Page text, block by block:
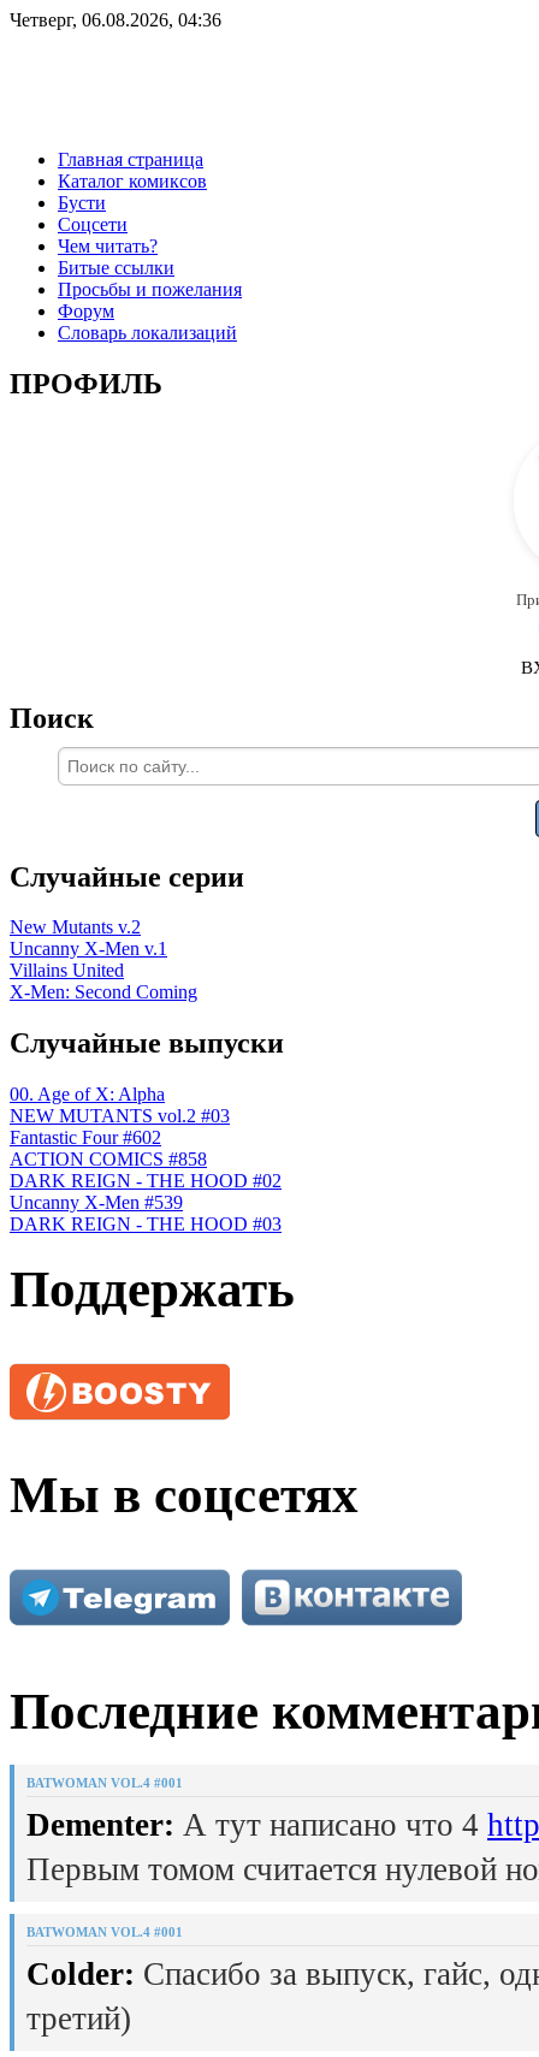
Четверг, 06.08.2026, 04:36
Главная страница
Каталог комиксов
Бусти
Соцсети
Чем читать?
Битые ссылки
Просьбы и пожелания
Форум
Словарь локализаций
ПРОФИЛЬ
Поиск
Случайные серии
New Mutants v.2
Uncanny X-Men v.1
Villains United
X-Men: Second Coming
Случайные выпуски
00. Age of X: Alpha
NEW MUTANTS vol.2 #03
Fantastic Four #602
ACTION COMICS #858
DARK REIGN - THE HOOD #02
Uncanny X-Men #539
DARK REIGN - THE HOOD #03
Поддержать
Мы в соцсетях
Последние
BATWOMAN VOL.4 #001
Dementer: А тут написано что 4
Первым томом считается нулевой
BATWOMAN VOL.4 #001
Colder: Спасибо за выпуск, гайс,
третий)